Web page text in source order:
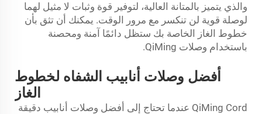
والذي يتميز بالمتانة العالية، لتوفير قوة وثبات لا مثيل لهما
لوصلة قوية لن تنكسر مع مرور الوقت. يمكنك أن تثق بأن
خطوط الغاز الخاصة بك ستظل دائمًا آمنة ومحصنة
باستخدام وصلات QiMing.
أفضل وصلات أنابيب الشفاه لخطوط
الغاز
QiMing Cord عندما تحتاج إلى أفضل وصلات أنابيب دقيقة